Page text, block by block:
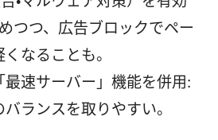
つつ、広告ブロックでペー
なることも。
最速サーバー」機能を併用:
ランスを取りやすい。